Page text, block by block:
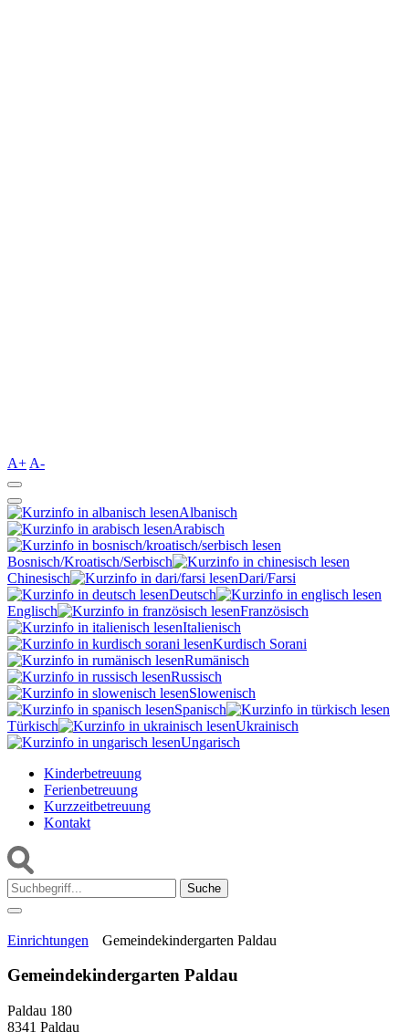
A+ A-
Albanisch
Arabisch
Bosnisch/Kroatisch/Serbisch
Chinesisch
Dari/Farsi
Deutsch
Englisch
Französisch
Italienisch
Kurdisch Sorani‎
Rumänisch
Russisch
Slowenisch
Spanisch
Türkisch
Ukrainisch
Ungarisch
Kinderbetreuung
Ferienbetreuung
Kurzzeitbetreuung
Kontakt
Suche:
Einrichtungen Gemeindekindergarten Paldau
Gemeindekindergarten Paldau
Paldau 180
8341 Paldau